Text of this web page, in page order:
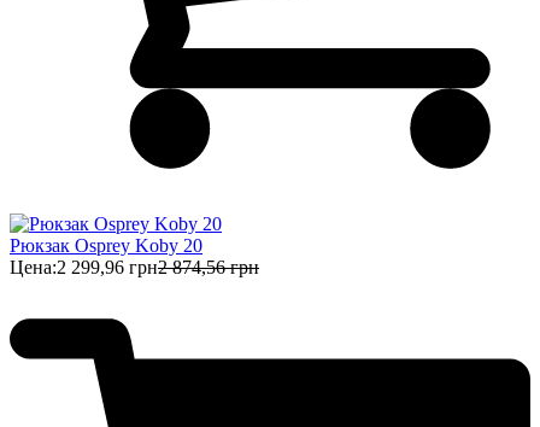
Рюкзак Osprey Koby 20
Цена:2 299,96 грн2 874,56 грн